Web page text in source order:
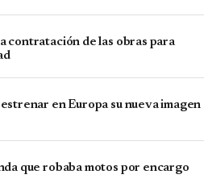
contratación de las obras para
en Europa su nueva imagen
que robaba motos por encargo